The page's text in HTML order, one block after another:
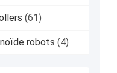
(61)
robots (4)